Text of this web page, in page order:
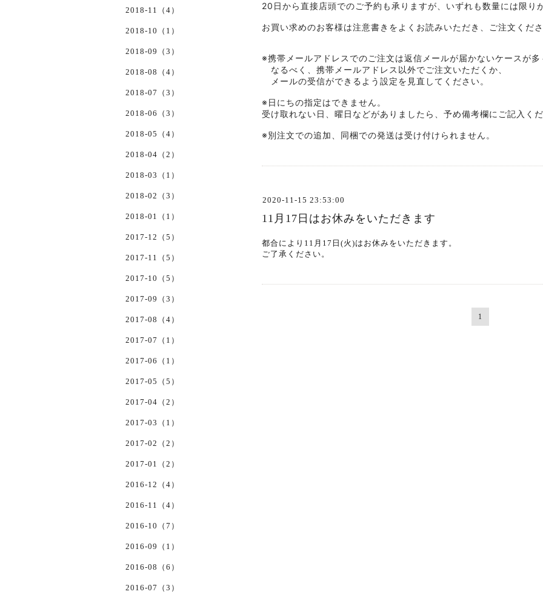
20日から直接店頭でのご予約も承りますが、いずれも数量には限り
お買い求めのお客様は注意書きをよくお読みいただき、ご注文くだ
※携帯メールアドレスでのご注文は返信メールが届かないケースが
なるべく、携帯メールアドレス以外でご注文いただくか、
メールの受信ができるよう設定を見直してください。
※日にちの指定はできません。
受け取れない日、曜日などがありましたら、予め備考欄にご記入く
※別注文での追加、同梱での発送は受け付けられません。
2020-11-15 23:53:00
11月17日はお休みをいただきます
都合により11月17日(火)はお休みをいただきます。
ご了承ください。
1
2018-11（4）
2018-10（1）
2018-09（3）
2018-08（4）
2018-07（3）
2018-06（3）
2018-05（4）
2018-04（2）
2018-03（1）
2018-02（3）
2018-01（1）
2017-12（5）
2017-11（5）
2017-10（5）
2017-09（3）
2017-08（4）
2017-07（1）
2017-06（1）
2017-05（5）
2017-04（2）
2017-03（1）
2017-02（2）
2017-01（2）
2016-12（4）
2016-11（4）
2016-10（7）
2016-09（1）
2016-08（6）
2016-07（3）